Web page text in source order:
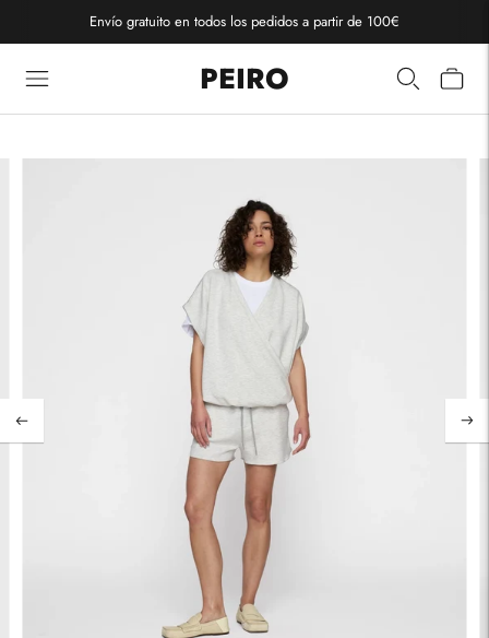
Envío gratuito en todos los pedidos a partir de 100€
PEIRO